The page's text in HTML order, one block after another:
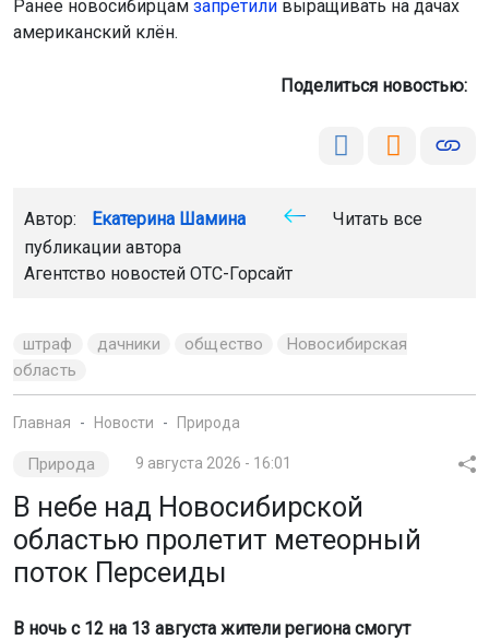
Ранее новосибирцам запретили выращивать на дачах
американский клён.
Поделиться новостью:
Автор: Екатерина Шамина
Читать все
публикации автора
Агентство новостей ОТС-Горсайт
штраф дачники общество
Новосибирская
область
Главная Новости Природа
Природа 9 августа 2026 - 16:01
В небе над Новосибирской
областью пролетит метеорный
поток Персеиды
В ночь с 12 на 13 августа жители региона смогут